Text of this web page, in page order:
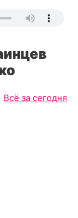
Всё за сегодня